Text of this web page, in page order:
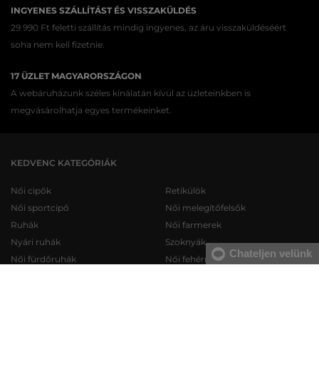
INGYENES SZÁLLÍTÁST ÉS VISSZAKÜLDÉS
29 990 Ft feletti szállítás mindig ingyenes, az áru visszaküldéséért
soha nem kell fizetnie.
17 ÜZLET MAGYARORSZÁGON
A webáruházunk széles kínálatán kívül az üzleteinkben is
megvásárolhatja egyes termékeinket.
KEDVENC KATEGÓRIÁK
Női cipők
Női sportcipő
Ruhák
Nyári ruhák
Női fürdőruhák
Retikülök
Női melegítőfelsők
Női farmerek
Szoknyák
Női fehérneműkChateljen velünk